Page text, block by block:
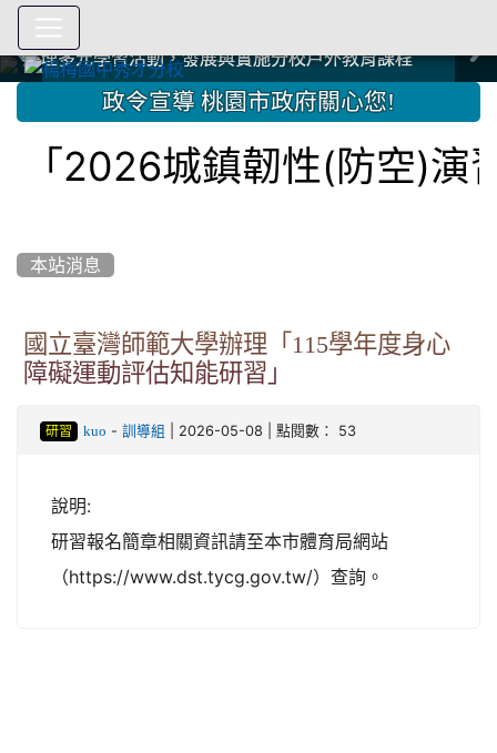
中國信託商業銀行 2023.04.22 愛傳球計畫
中國信託商業銀行 2023.04.22 愛傳球計畫
辦理多元學習活動，發展與實施分校戶外教育課程
辦理多元學習活動，發展與實施分校戶外教育課程
爭取社會資源，傳愛與溫暖：2024.3.19 桃園市家長會與桃
園女子美容商業童也工會義剪活動
爭取社會資源，傳愛與溫暖：2024.3.19 桃園市家長會與桃
園女子美容商業童也工會義剪活動
112學年度畢業學生與師長合照
112學年度畢業學生與師長合照
辦理多元學習活動，發展與實施分校戶外教育課程
辦理多元學習活動，發展與實施分校戶外教育課程
爭取社會資源，傳愛與溫暖：110.12.22 國際獅子會與本校
師生歲末感恩活動
爭取社會資源，傳愛與溫暖：110.12.22 國際獅子會與本校
師生歲末感恩活動
爭取社會資源，傳愛與溫暖：110.12.22 國際獅子會贈送本
校學生耶誕禮物
爭取社會資源，傳愛與溫暖：110.12.22 國際獅子會贈送本
校學生耶誕禮物
112.9.27參觀客家博覽會
112.9.27參觀客家博覽會
2023.12.27 國際獅子會贈送本校學生耶誕禮物
2023.12.27 國際獅子會贈送本校學生耶誕禮物
2023.12.27 國際獅子會贊助本校學生獎助學金
2023.12.27 國際獅子會贊助本校學生獎助學金
2023.12.27 聖誕感恩歌謠競賽；本校師生與國際獅子會獅
兄、師姐同樂
2023.12.27 聖誕感恩歌謠競賽；本校師生與國際獅子會獅
兄、師姐同樂
建置優質學習空間；合作互惠，建立良善公共關係
建置優質學習空間；合作互惠，建立良善公共關係
::: 政令宣導 桃園市政府關心您!
「2026城鎮韌性(防空)演
本站消息
國立臺灣師範大學辦理「115學年度身心
障礙運動評估知能研習」
研習 kuo - 訓導組 | 2026-05-08 | 點閱數： 53
說明:
研習報名簡章相關資訊請至本市體育局網站
（https://www.dst.tycg.gov.tw/）查詢。